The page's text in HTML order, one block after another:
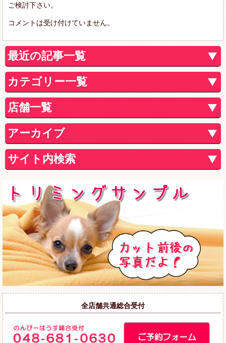
ご検討下さい。
コメントは受け付けていません。
最近の記事一覧
カテゴリー一覧
店舗一覧
アーカイブ
サイト内検索
全店舗共通総合受付